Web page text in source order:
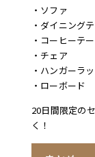
・ソファ
・ダイニング
・コーヒーテ
・チェア
・ハンガーラ
・ローボード
20日間限定の
く！